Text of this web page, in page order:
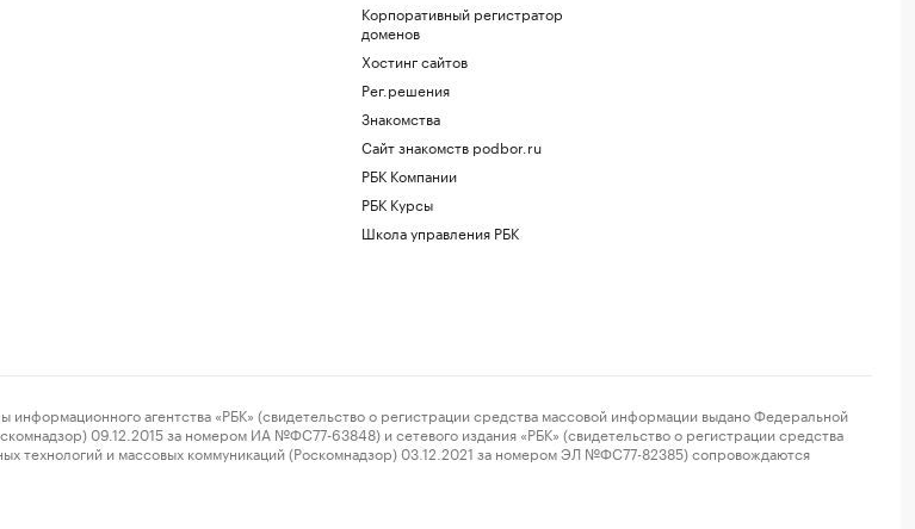
Корпоративный регистратор
доменов
Хостинг сайтов
Рег.решения
Знакомства
Сайт знакомств podbor.ru
РБК Компании
РБК Курсы
Школа управления РБК
агентства «РБК» (свидетельство о регистрации средства массовой информации выдано Федеральной
09.12.2015 за номером ИА №ФС77-63848) и сетевого издания «РБК» (свидетельство о регистрации средства
технологий и массовых коммуникаций (Роскомнадзор) 03.12.2021 за номером ЭЛ №ФС77-82385) сопровождаются